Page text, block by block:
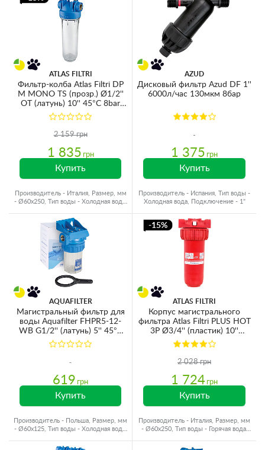
ATLAS FILTRI
Фильтр-колба Atlas Filtri DP
M MONO TS (прозр.) Ø1/2''
OT (латунь) 10'' 45°C 8bar
KIT ZA1380331
2 159 грн
1 835 грн
Купить
Производитель - Италия, Размер, мм
- Ø60x250, Тип воды - Холодная вода,
AZUD
Дисковый фильтр Azud DF 1''
6000л/час 130мкм 8бар
1 375 грн
Купить
Производитель - Испания, Тип воды -
Холодная вода, Подключение - 1"
AQUAFILTER
Магистральный фильтр для
воды Aquafilter FHPR5-12-
WB G1/2'' (латунь) 5'' 45°C
5bar (без картриджа)
619 грн
Купить
Производитель - Польша, Размер, мм
- Ø60x125, Тип воды - Холодная вода,
-15%
ATLAS FILTRI
Корпус магистрального
фильтра Atlas Filtri PLUS HOT
3P Ø3/4'' (пластик) 10''
(senior) AFP SX AB 80°C 8bar
KIT ZA111P064 (без
картриджа)
2 028 грн
1 724 грн
Купить
Производитель - Италия, Размер, мм
- Ø60x250, Тип воды - Горячая вода,